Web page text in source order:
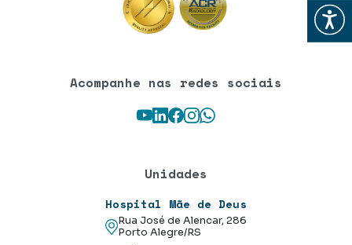
Abrir
Acompanhe nas redes sociais
Youtube
LinkedIn
Facebook
Instagram
WhatsApp
Unidades
Hospital Mãe de Deus
Rua José de Alencar, 286
Porto Alegre/RS